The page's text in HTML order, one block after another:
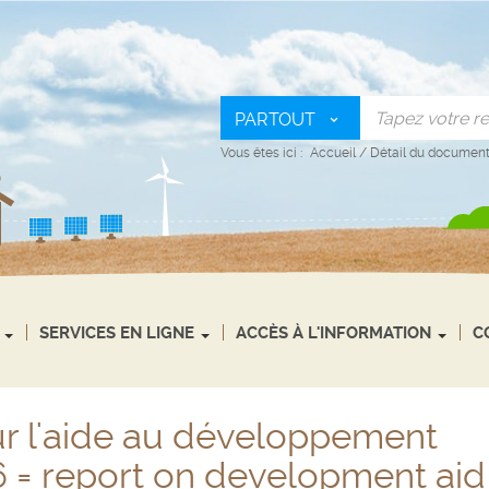
PARTOUT
Vous êtes ici : Accueil / Détail du document
SERVICES EN LIGNE ACCÈS À L'INFORMATION
l'aide au développement
= report on development aid